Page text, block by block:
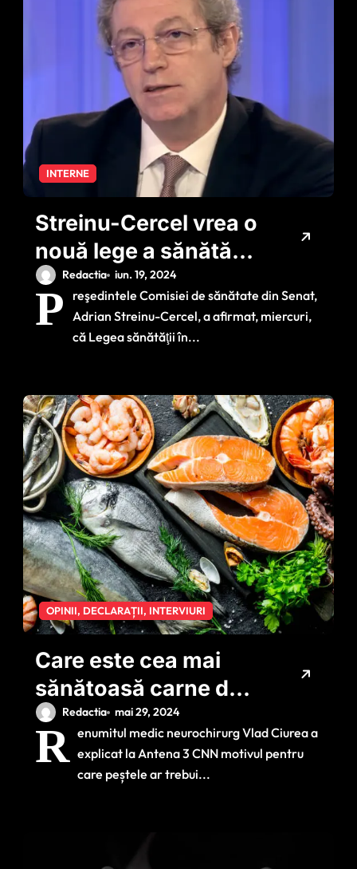
INTERNE
Streinu-Cercel vrea o
nouă lege a sănătății:
Actuala ‘este inutilă
din multe puncte de
vedere şi total
Redactia iun. 19, 2024
P
reşedintele Comisiei de sănătate din Senat,
Adrian Streinu-Cercel, a afirmat, miercuri,
că Legea sănătăţii în...
OPINII, DECLARAȚII, INTERVIURI
Care este cea mai
sănătoasă carne de
pește? Vlad Ciurea:
‘Este foarte bună
pentru creier’
Redactia mai 29, 2024
R enumitul medic neurochirurg Vlad Ciurea a
explicat la Antena 3 CNN motivul pentru
care peștele ar trebui...